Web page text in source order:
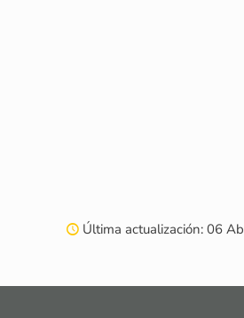
Última actualización: 06